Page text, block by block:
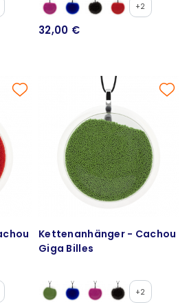
+2
32,00 €
Kettenanhänger - Cachou
Giga Billes
+2